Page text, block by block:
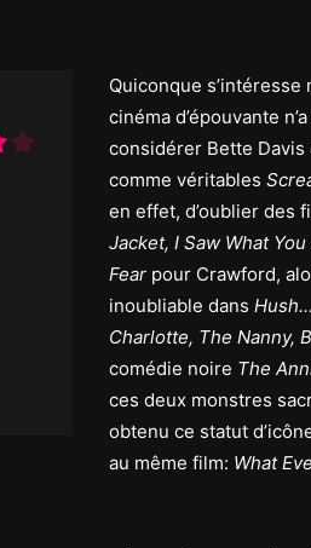
Quiconque s’intéresse
cinéma d’épouvante
considérer Bette Davis
comme véritables
en effet, d’oublier des
Jacket, I Saw What
Fear pour Crawford,
inoubliable dans
Charlotte, The Nanny,
comédie noire The
ces deux monstres
obtenu ce statut
au même film: What